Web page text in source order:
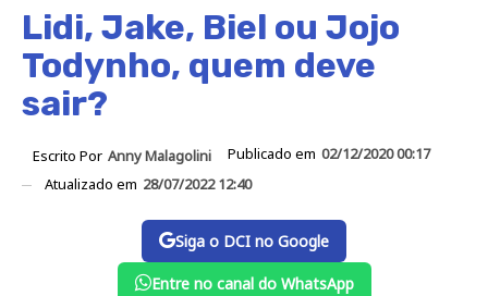
Lidi, Jake, Biel ou Jojo
Todynho, quem deve
sair?
Escrito Por Anny Malagolini Publicado em 02/12/2020 00:17
Atualizado em 28/07/2022 12:40
Siga o DCI no Google
Entre no canal do WhatsApp